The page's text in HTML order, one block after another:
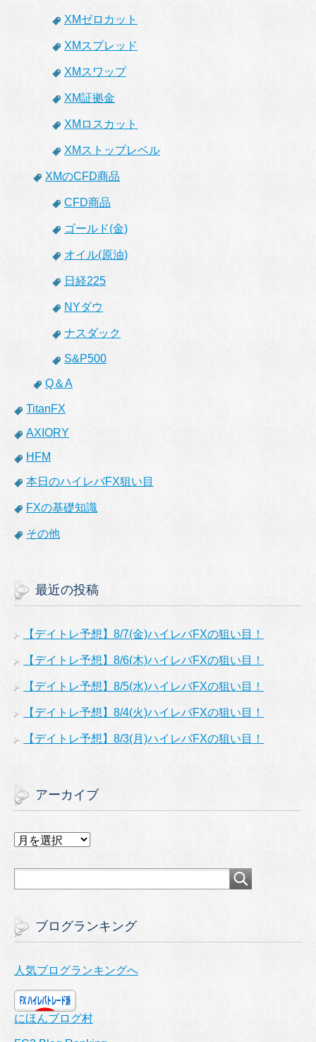
XMゼロカット
XMスプレッド
XMスワップ
XM証拠金
XMロスカット
XMストップレベル
XMのCFD商品
CFD商品
ゴールド(金)
オイル(原油)
日経225
NYダウ
ナスダック
S&P500
Q＆A
TitanFX
AXIORY
HFM
本日のハイレバFX狙い目
FXの基礎知識
その他
最近の投稿
【デイトレ予想】8/7(金)ハイレバFXの狙い目！
【デイトレ予想】8/6(木)ハイレバFXの狙い目！
【デイトレ予想】8/5(水)ハイレバFXの狙い目！
【デイトレ予想】8/4(火)ハイレバFXの狙い目！
【デイトレ予想】8/3(月)ハイレバFXの狙い目！
アーカイブ
ア
カ
ブログランキング
人気ブログランキングへ
にほんブログ村